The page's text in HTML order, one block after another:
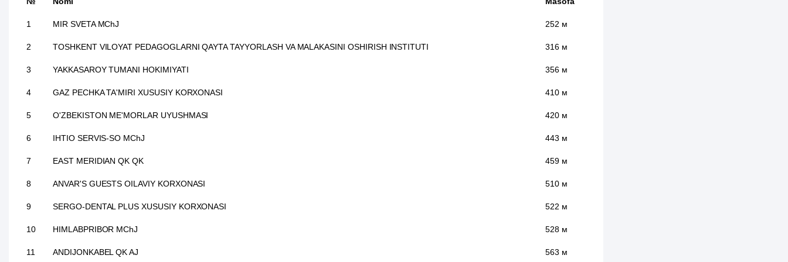
1 MIR SVETA MChJ 252 м
2 TOSHKENT VILOYAT PEDAGOGLARNI QAYTA TAYYORLASH VA MALAKASINI OSHIRISH INSTITUTI 316 м
3 YAKKASAROY TUMANI HOKIMIYATI 356 м
4 GAZ PECHKA TA'MIRI XUSUSIY KORXONASI 410 м
5 O'ZBEKISTON ME'MORLAR UYUSHMASI 420 м
6 IHTIO SERVIS-SO MChJ 443 м
7 EAST MERIDIAN QK QK 459 м
8 ANVAR'S GUESTS OILAVIY KORXONASI 510 м
9 SERGO-DENTAL PLUS XUSUSIY KORXONASI 522 м
10 HIMLABPRIBOR MChJ 528 м
11 ANDIJONKABEL QK AJ 563 м